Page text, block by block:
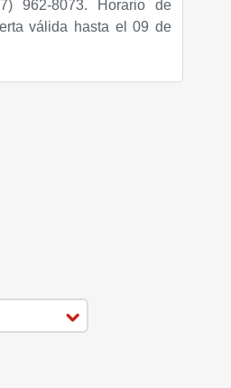
962-8073. Horario de
válida hasta el 09 de